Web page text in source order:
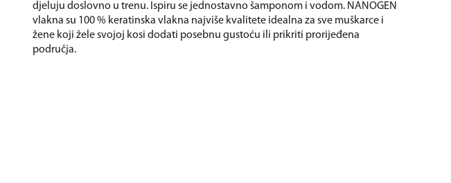
djeluju doslovno u trenu. Ispiru se jednostavno šamponom i vodom. NANOGEN
vlakna su 100 % keratinska vlakna najviše kvalitete idealna za sve muškarce i
žene koji žele svojoj kosi dodati posebnu gustoću ili prikriti prorijeđena
područja.